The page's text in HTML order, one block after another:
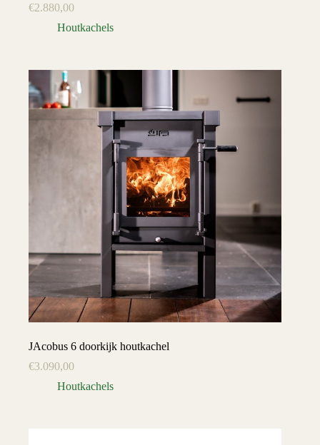
€2.880,00
Houtkachels
JAcobus 6 doorkijk houtkachel
€3.090,00
Houtkachels